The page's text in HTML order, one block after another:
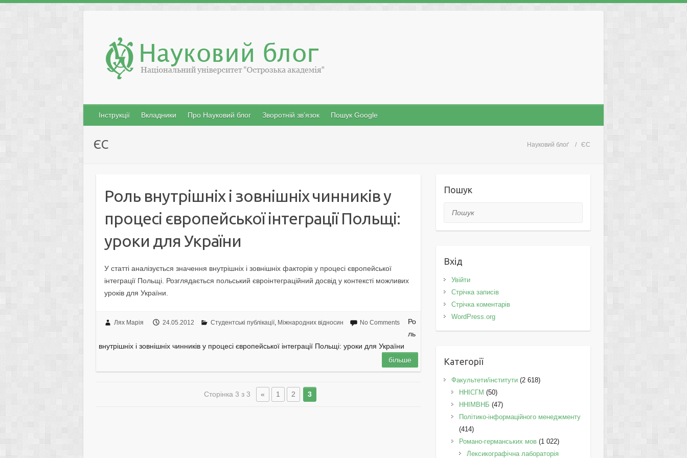
content
Інструкції Вкладники Про Науковий блог Зворотній зв’язок Пошук Google
Науковий блоґ ЄС
ЄС
Роль внутрішніх і зовнішніх чинників у
процесі європейської інтеграції Польщі:
уроки для України
У статті аналізується значення внутрішніх і зовнішніх факторів у процесі європейської
інтеграції Польщі. Розглядається польський євроінтеграційний досвід у контексті можливих
уроків для України.
Лях Марія 24.05.2012 Студентські публікації, Міжнародних відносин No Comments
Ро
ль
внутрішніх і зовнішніх чинників у процесі європейської інтеграції Польщі: уроки для України
більше
Сторінка 3 з 3 « 1 2 3
Пошук
Пошук
Вхід
Увійти
Стрічка записів
Стрічка коментарів
WordPress.org
Категорії
Факультети/інститути(2 618)
ННІСГМ (50)
ННІМВНБ (47)
Політико-інформаційного менеджменту
(414)
Романо-германських мов(1 022)
Лексикографічна лабораторія